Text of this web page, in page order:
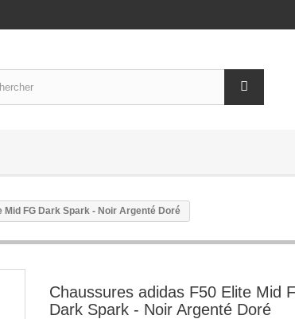
FG Dark Spark - Noir Argenté Doré
Chaussures adidas F50 Elite Mid
Dark Spark - Noir Argenté Doré